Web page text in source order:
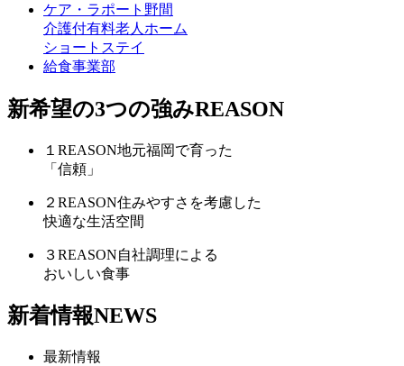
ケア・ラポート野間
介護付有料老人ホーム
ショートステイ
給食事業部
新希望の3つの強みREASON
１ REASON地元福岡で育った
「信頼」
２ REASON住みやすさを考慮した
快適な生活空間
３REASON自社調理による
おいしい食事
新着情報NEWS
最新情報